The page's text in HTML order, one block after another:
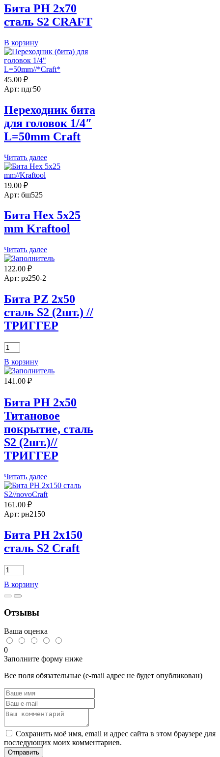
Бита PH 2х70
сталь S2 CRAFT
Количество
товара
Бита
PH
2х70
сталь
S2
CRAFT
В корзину
45.00 ₽
Арт: пдг50
Переходник бита
для головок 1/4″
L=50mm Craft
Читать далее
19.00 ₽
Арт: бш525
Бита Hex 5х25
mm Kraftool
Читать далее
122.00 ₽
Арт: рз250-2
Бита PZ 2х50
сталь S2 (2шт.) //
ТРИГГЕР
Количество
товара
Бита
PZ
2х50
S2
(2шт.)
//
ТРИГГЕР
В корзину
141.00 ₽
Бита PH 2х50
Титановое
покрытие, сталь
S2 (2шт.)//
ТРИГГЕР
Читать далее
161.00 ₽
Арт: рн2150
Бита PH 2х150
сталь S2 Craft
Количество
товара
Бита
PH
сталь
Craft
В корзину
Отзывы
Ваша оценка
0
Заполните форму ниже
Все поля обязательные (e-mail адрес не будет опубликован)
Сохранить моё имя, email и адрес сайта в этом браузере для
последующих моих комментариев.
Отправить